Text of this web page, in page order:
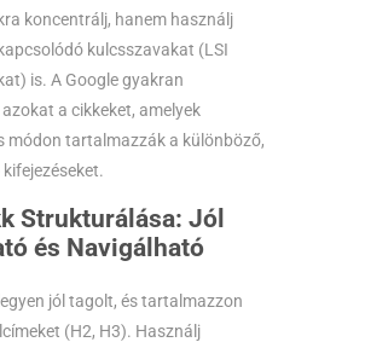
koncentrálj, hanem használj
kulcsszavakat (LSI
is. A Google gyakran
a cikkeket, amelyek
módon tartalmazzák a különböző,
Strukturálása: Jól
és Navigálható
jól tagolt, és tartalmazzon
(H2, H3). Használj